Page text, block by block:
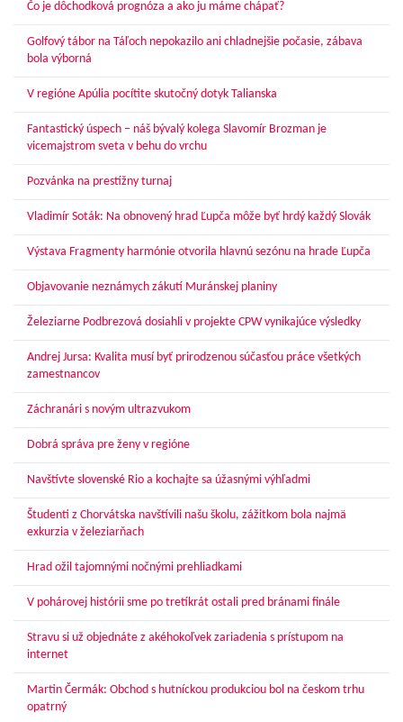
Čo je dôchodková prognóza a ako ju máme chápať?
Golfový tábor na Táľoch nepokazilo ani chladnejšie počasie, zábava
bola výborná
V regióne Apúlia pocítite skutočný dotyk Talianska
Fantastický úspech – náš bývalý kolega Slavomír Brozman je
vicemajstrom sveta v behu do vrchu
Pozvánka na prestížny turnaj
Vladimír Soták: Na obnovený hrad Ľupča môže byť hrdý každý Slovák
Výstava Fragmenty harmónie otvorila hlavnú sezónu na hrade Ľupča
Objavovanie neznámych zákutí Muránskej planiny
Železiarne Podbrezová dosiahli v projekte CPW vynikajúce výsledky
Andrej Jursa: Kvalita musí byť prirodzenou súčasťou práce všetkých
zamestnancov
Záchranári s novým ultrazvukom
Dobrá správa pre ženy v regióne
Navštívte slovenské Rio a kochajte sa úžasnými výhľadmi
Študenti z Chorvátska navštívili našu školu, zážitkom bola najmä
exkurzia v železiarňach
Hrad ožil tajomnými nočnými prehliadkami
V pohárovej histórii sme po tretíkrát ostali pred bránami finále
Stravu si už objednáte z akéhokoľvek zariadenia s prístupom na
internet
Martin Čermák: Obchod s hutníckou produkciou bol na českom trhu
opatrný